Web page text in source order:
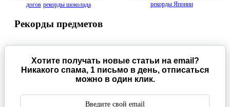
догов рекорды шоколада
Рекорды предметов
рекорды Японии
Хотите получать новые статьи на email?
Никакого спама, 1 письмо в день, отписаться
можно в один клик.